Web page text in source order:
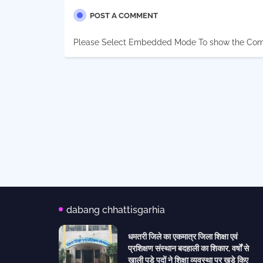
POST A COMMENT
Please Select Embedded Mode To show the
dabang chhattisgarhia
धमतरी जिले का एकमात्र जिला शिक्षा एवं
प्रशिक्षण संस्थान बदहाली का शिकार, वर्षों से
खाली पड़े पदों ने शिक्षा व्यवस्था पर खड़े किए